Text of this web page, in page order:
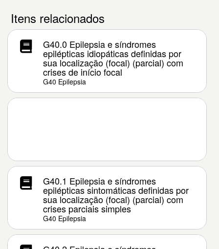
Itens relacionados
G40.0 Epilepsia e síndromes
epilépticas idiopáticas definidas por
sua localização (focal) (parcial) com
crises de início focal
G40 Epilepsia
G40.1 Epilepsia e síndromes
epilépticas sintomáticas definidas por
sua localização (focal) (parcial) com
crises parciais simples
G40 Epilepsia